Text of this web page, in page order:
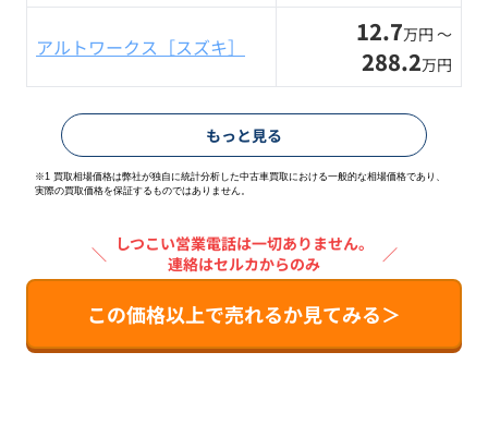
アルトワークス［スズキ］ 12.7万円 〜
288.2万円
もっと見る
※1 買取相場価格は弊社が独自に統計分析した中古車買取における一般的な相場価格であり、
実際の買取価格を保証するものではありません。
＼ しつこい営業電話は一切ありません。
連絡はセルカからのみ
／
この価格以上で売れるか見てみる＞